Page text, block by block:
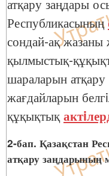
Республикасының
сондай-ақ жазаны
қылмыстық-
шараларын
жағдайларын
құқықтық
2-бап. Қазақстан
атқару заңдарының